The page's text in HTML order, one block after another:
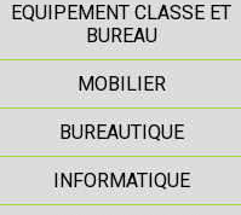
EQUIPEMENT CLASSE ET
BUREAU
MOBILIER
BUREAUTIQUE
INFORMATIQUE